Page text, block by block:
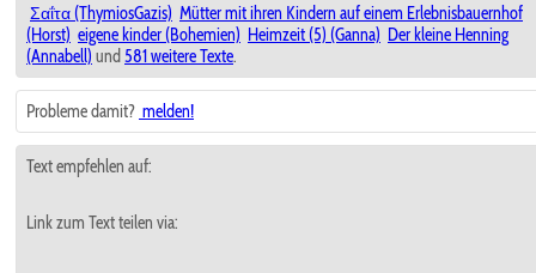
Σαΐτα (ThymiosGazis) Mütter mit ihren Kindern auf einem Erlebnisbauernhof
(Horst) eigene kinder (Bohemien) Heimzeit (5) (Ganna) Der kleine Henning
(Annabell) und 581 weitere Texte.
Probleme damit? melden!
Text empfehlen auf:
Link zum Text teilen via: